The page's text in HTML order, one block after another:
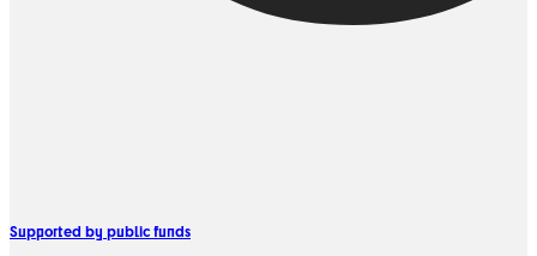
Supported by public funds